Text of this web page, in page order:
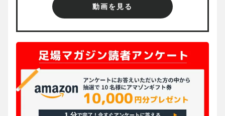
動画を見る